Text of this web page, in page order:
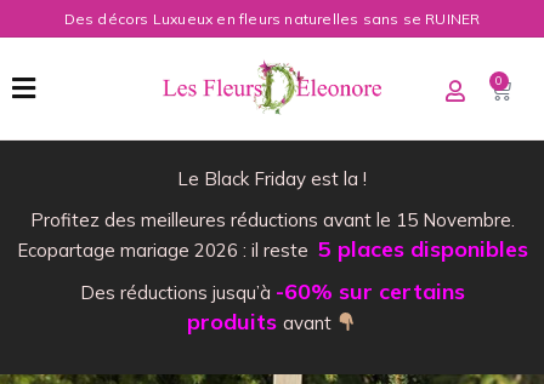
Des décors Luxueux en fleurs naturelles sans se RUINER
0
Le Black Friday est la !
Profitez des meilleures réductions avant le 15 Novembre.
Ecopartage mariage 2026 : il reste 5 places disponibles
Des réductions jusqu’à -60% sur certains
produits avant